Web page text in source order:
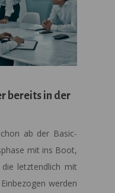
bereits in der
ab der Basic-
mit ins Boot,
letztendlich mit
werden